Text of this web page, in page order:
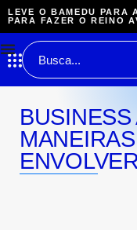
LEVE O BAMEDU
PARA FAZER O REINO
ENVOLVER